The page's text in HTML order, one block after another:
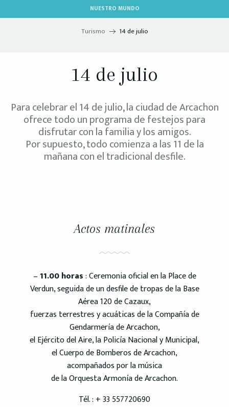
au
NUESTRO MUNDO
Turismo 14 de julio
14 de julio
Para celebrar el 14 de julio, la ciudad de Arcachon
ofrece todo un programa de festejos para
disfrutar con la familia y los amigos.
Por supuesto, todo comienza a las 11 de la
mañana con el tradicional desfile.
Actos matinales
–11.00 horas: Ceremonia oficial en la Place de
Verdun, seguida de un desfile de tropas de la Base
Aérea 120 de Cazaux,
fuerzas terrestres y acuáticas de la Compañía de
Gendarmería de Arcachon,
el Ejército del Aire, la Policía Nacional y Municipal,
el Cuerpo de Bomberos de Arcachon,
acompañados por la música
de la Orquesta Armonía de Arcachon.
Tél. : + 33 557720690